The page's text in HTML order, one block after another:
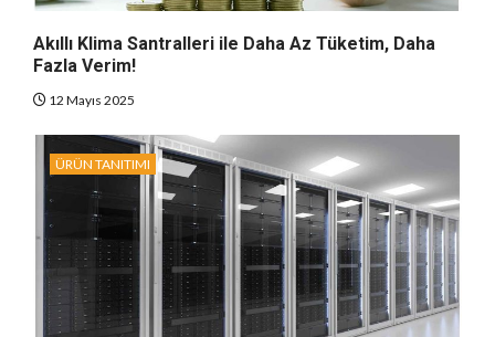
Akıllı Klima Santralleri ile Daha Az Tüketim, Daha
Fazla Verim!
12 Mayıs 2025
ÜRÜN TANITIMI